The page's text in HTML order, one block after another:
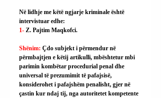
Në lidhje me këtë ngjarje kriminale është
intervistuar edhe:
1- Z. Pajtim Maqkofci.
Shënim: Çdo subjekt i përmendur në
përmbajtjen e këtij artikulli, mbështetur mbi
parimin kombëtar procedurial penal dhe
universal të prezumimit të pafajsisë,
konsiderohet i pafajshëm penalisht, gjer në
çastin kur ndaj tij, nga autoritetet kompetente